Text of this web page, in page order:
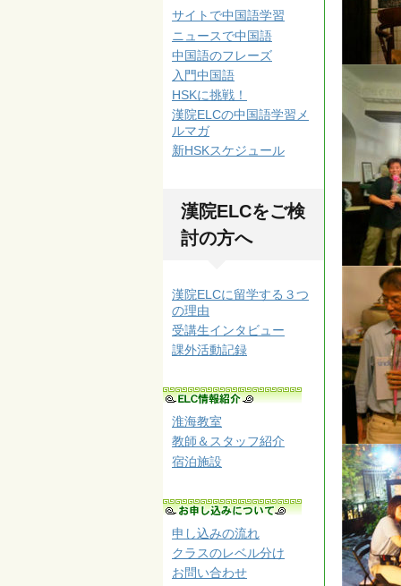
サイトで中国語学習
ニュースで中国語
中国語のフレーズ
入門中国語
HSKに挑戦！
漢院ELCの中国語学習メ
ルマガ
新HSKスケジュール
漢院ELCをご検
討の方へ
漢院ELCに留学する３つ
の理由
受講生インタビュー
課外活動記録
淮海教室
教師＆スタッフ紹介
宿泊施設
申し込みの流れ
クラスのレベル分け
お問い合わせ